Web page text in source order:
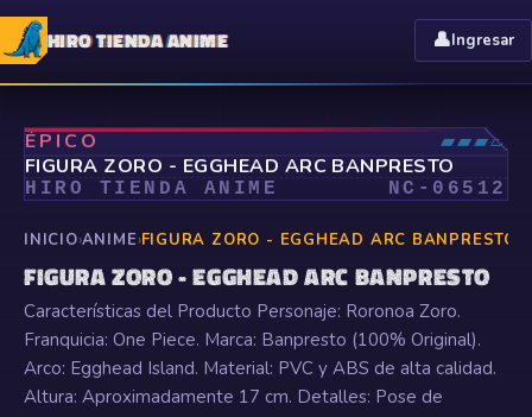
HIRO TIENDA ANIME 👤Ingresar
ÉPICO ▰▰▰▱
⤢
FIGURA ZORO - EGGHEAD ARC BANPRESTO
HIRO TIENDA ANIME NC- 06512
INICIO›ANIME›FIGURA ZORO - EGGHEAD ARC BANPRESTO
FIGURA ZORO - EGGHEAD ARC BANPRESTO
Características del Producto Personaje: Roronoa Zoro.
Franquicia: One Piece. Marca: Banpresto (100% Original).
Arco: Egghead Island. Material: PVC y ABS de alta calidad.
Altura: Aproximadamente 17 cm. Detalles: Pose de